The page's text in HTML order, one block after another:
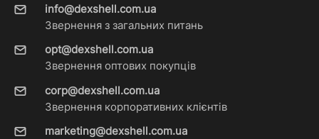
info@dexshell.com.ua
Звернення з загальних питань
opt@dexshell.com.ua
Звернення оптових покупців
corp@dexshell.com.ua
Звернення корпоративних клієнтів
marketing@dexshell.com.ua